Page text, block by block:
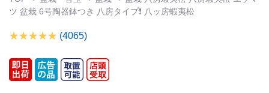
ツ 盆栽 6号陶器鉢つき 八房タイプ❗ 八ッ房蝦夷松
(4065)